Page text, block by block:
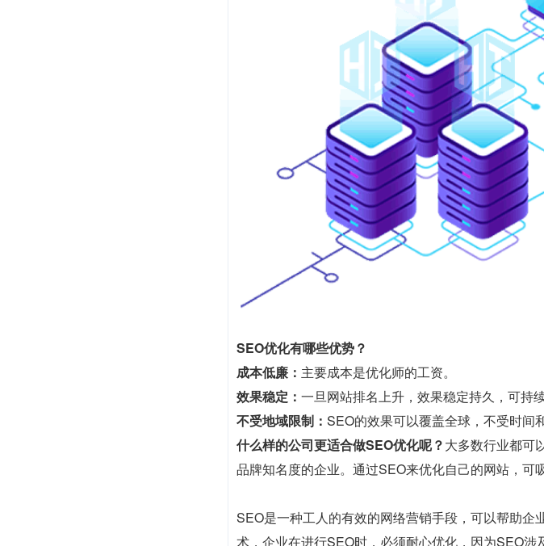
SEO优化有哪些优势？
成本低廉： 主要成本是优化师的工资。
效果稳定： 一旦网站排名上升，效果稳定持久，可持
不受地域限制： SEO的效果可以覆盖全球，不受时间
什么样的公司更适合做SEO优化呢？大多数行业都可
品牌知名度的企业。通过SEO来优化自己的网站，可
SEO是一种工人的有效的网络营销手段，可以帮助
术，企业在进行SEO时，必须耐心优化，因为SEO